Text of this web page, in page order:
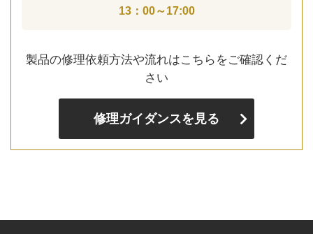
13：00～17:00
製品の修理依頼方法や流れはこちらをご確認くだ
さい
修理ガイダンスを見る